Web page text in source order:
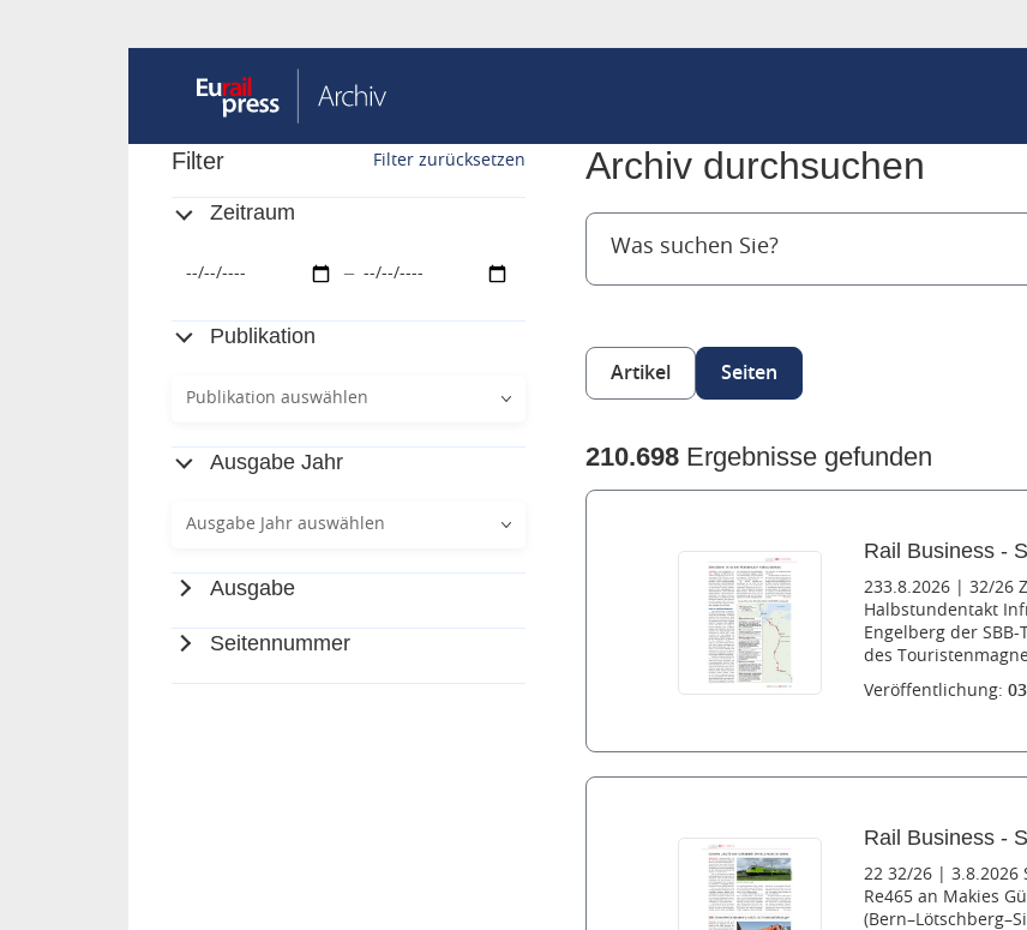
Archiv durchsuchen
Artikel Seiten
Filter Filter zurücksetzen
Zeitraum
Publikation
Publikation auswählen
Ausgabe Jahr
Ausgabe Jahr auswählen
Ausgabe
Seitennummer
210.698 Ergebnisse gefunden
Rail Business -
233.8.2026 | 32/26
Halbstundentakt
Engelberg der
des
Veröffentlichung:
Rail Business -
22 32/26 | 3.8.2026
Re465 an Makies